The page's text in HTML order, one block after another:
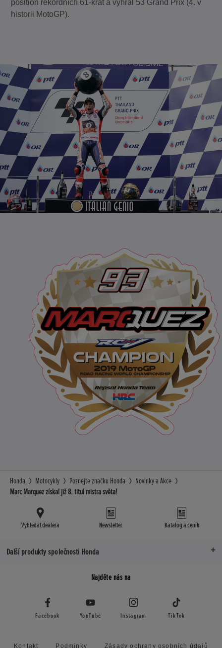
position rekordních 61-krát a vyhrál 53 Grand Prix (4. v
historii MotoGP).
Honda Motocykly Poznejte značku Honda
Novinky a Akce
Marc Marquez získal již 8. titul mistra světa!
Vyhledat dealera Newsletter Katalog a ceník
Další produkty společnosti Honda
Najděte nás na
Facebook YouTube Instagram TikTok
Kontakt Podmínky Zásady ochrany osobních údajů